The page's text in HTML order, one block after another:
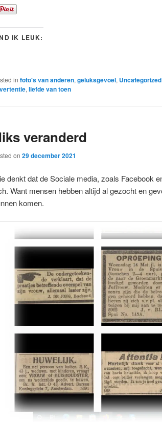
IK LEUK:
in foto's van anderen, geluksgevoel, Uncategorized
, liefde van toen
veranderd
on 29 december 2021
denkt dat de Sociale media, zoals Facebook
Want mensen hebben altijd al gezocht en
komen.